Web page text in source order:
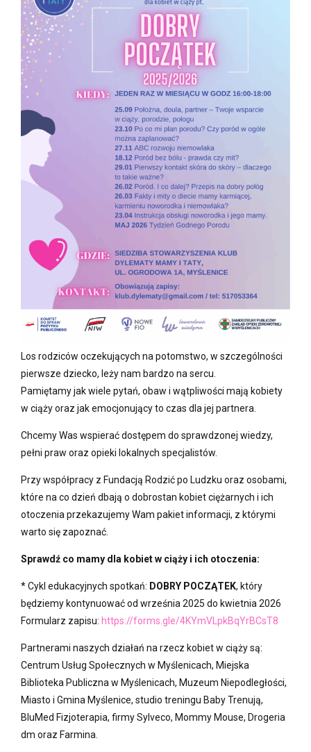
Los rodziców oczekujących na potomstwo, w szczególności
pierwsze dziecko, leży nam bardzo na sercu.
Pamiętamy jak wiele pytań, obaw i wątpliwości mają kobiety
w ciąży oraz jak emocjonujący to czas dla jej partnera.
Chcemy Was wspierać dostępem do sprawdzonej wiedzy,
pełni praw oraz opieki lokalnych specjalistów.
Przy współpracy z Fundacją Rodzić po Ludzku oraz osobami,
które na co dzień dbają o dobrostan kobiet ciężarnych i ich
otoczenia przekazujemy Wam pakiet informacji, z którymi
warto się zapoznać.
Sprawdź co mamy dla kobiet w ciąży i ich otoczenia:
* Cykl edukacyjnych spotkań: DOBRY POCZĄTEK, który
będziemy kontynuować od września 2025 do kwietnia 2026
Formularz zapisu: https://forms.gle/4KYmVLpkBqYrBCsT8
Partnerami naszych działań na rzecz kobiet w ciąży są:
Centrum Usług Społecznych w Myślenicach, Miejska
Biblioteka Publiczna w Myślenicach, Muzeum Niepodległości,
Miasto i Gmina Myślenice, studio treningu Baby Trenują,
BluMed Fizjoterapia, firmy Sylveco, Mommy Mouse, Drogeria
dm oraz Farmina.